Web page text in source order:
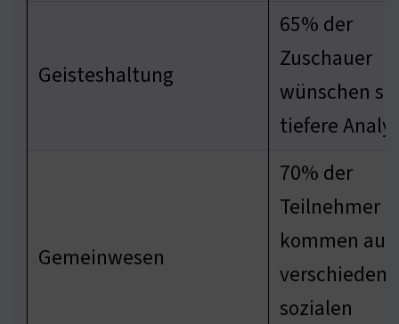
Geisteshaltung
65% der
Zuschauer
wünschen
tiefere
Gemeinwesen
70% der
Teilnehmer
kommen aus
sozialen